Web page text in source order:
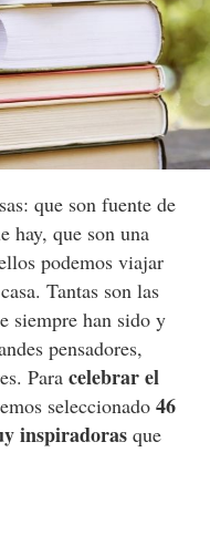
que son fuente de
hay, que son una
podemos viajar
Tantas son las
siempre han sido y
pensadores,
Para celebrar el
seleccionado 46
inspiradorasque